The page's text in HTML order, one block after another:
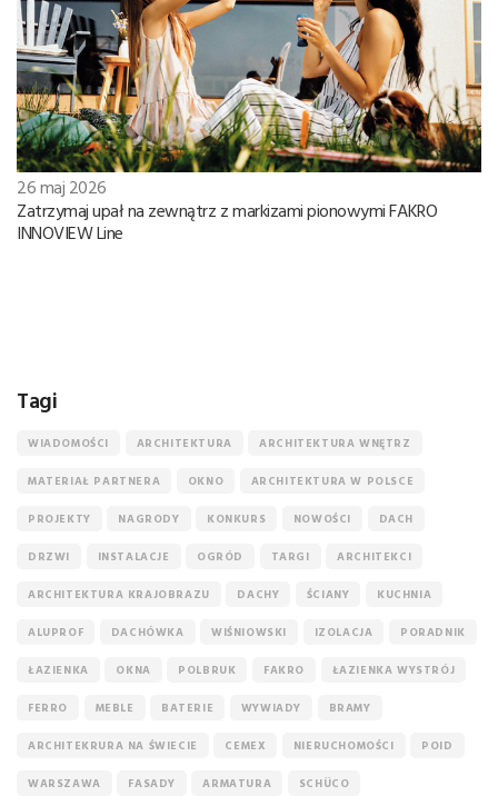
26 maj 2026
Zatrzymaj upał na zewnątrz z markizami pionowymi FAKRO
INNOVIEW Line
Tagi
WIADOMOŚCI ARCHITEKTURA ARCHITEKTURA WNĘTRZ
MATERIAŁ PARTNERA OKNO ARCHITEKTURA W POLSCE
PROJEKTY NAGRODY KONKURS NOWOŚCI DACH
DRZWI INSTALACJE OGRÓD TARGI ARCHITEKCI
ARCHITEKTURA KRAJOBRAZU DACHY ŚCIANY KUCHNIA
ALUPROF DACHÓWKA WIŚNIOWSKI IZOLACJA PORADNIK
ŁAZIENKA OKNA POLBRUK FAKRO ŁAZIENKA WYSTRÓJ
FERRO MEBLE BATERIE WYWIADY BRAMY
ARCHITEKRURA NA ŚWIECIE CEMEX NIERUCHOMOŚCI POID
WARSZAWA FASADY ARMATURA SCHÜCO